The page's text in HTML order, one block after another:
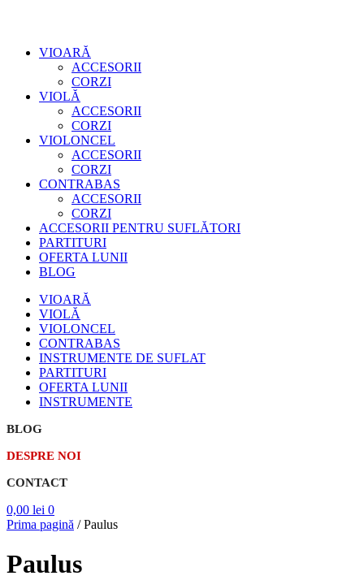
VIOARĂ
ACCESORII
CORZI
VIOLĂ
ACCESORII
CORZI
VIOLONCEL
ACCESORII
CORZI
CONTRABAS
ACCESORII
CORZI
ACCESORII PENTRU SUFLĂTORI
PARTITURI
OFERTA LUNII
BLOG
VIOARĂ
VIOLĂ
VIOLONCEL
CONTRABAS
INSTRUMENTE DE SUFLAT
PARTITURI
OFERTA LUNII
INSTRUMENTE
BLOG
DESPRE NOI
CONTACT
0,00 lei 0
Prima pagină /Paulus
Paulus